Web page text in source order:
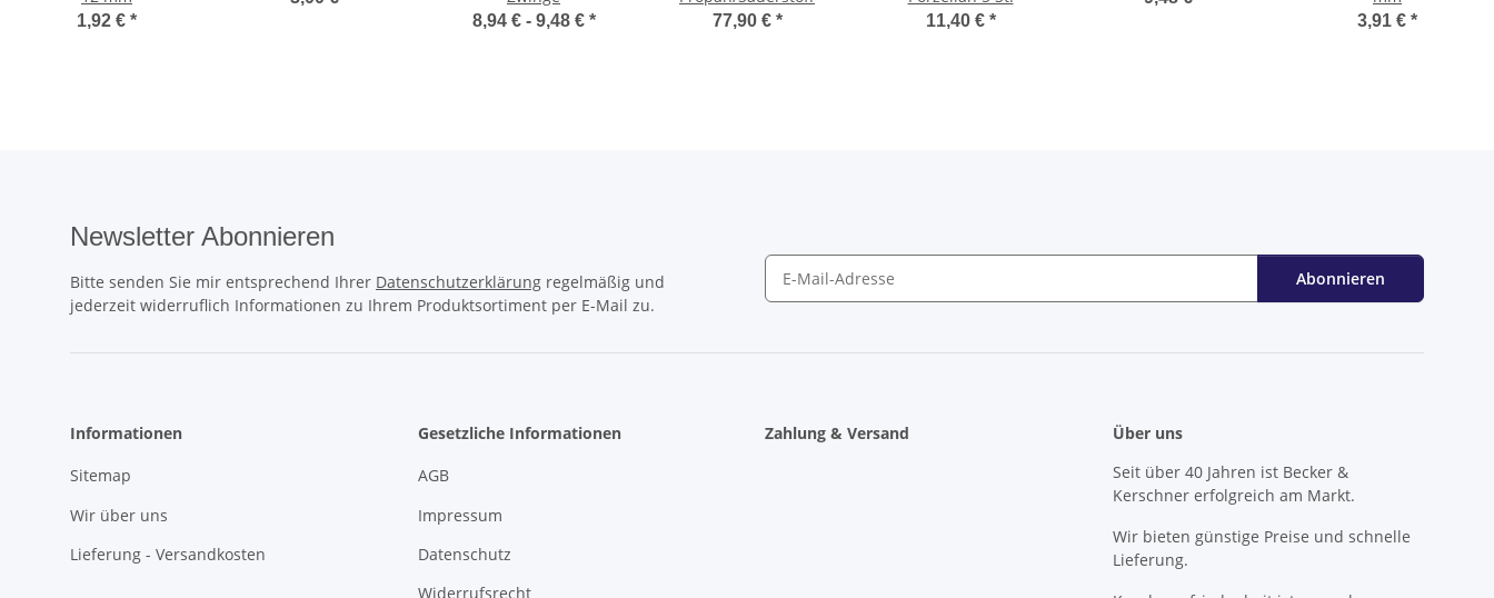
1,92 € * 8,94 € - 9,48 € * 77,90 € * 11,40 € * 3,91 € *
Newsletter Abonnieren
Bitte senden Sie mir entsprechend Ihrer Datenschutzerklärung regelmäßig und
jederzeit widerruflich Informationen zu Ihrem Produktsortiment per E-Mail zu.
Abonnieren
Informationen
Sitemap
Wir über uns
Lieferung - Versandkosten
Gesetzliche Informationen
AGB
Impressum
Datenschutz
Widerrufsrecht
Zahlung & Versand
Über uns
Seit über 40 Jahren ist Becker &
Kerschner erfolgreich am Markt.
Wir bieten günstige Preise und schnelle
Lieferung.